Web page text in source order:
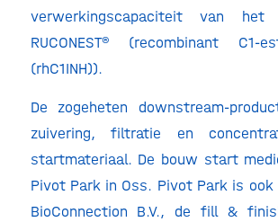
verwerkingscapaciteit van het
RUCONEST® (recombinant C1-
(rhC1INH)).
De zogeheten downstream-
zuivering, filtratie en
startmateriaal. De bouw start
Pivot Park in Oss. Pivot Park is ook
BioConnection B.V., de fill &